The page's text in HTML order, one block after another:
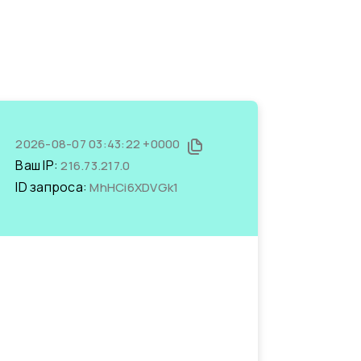
2026-08-07 03:43:22 +0000
Ваш IP:216.73.217.0
ID запроса:MhHCi6XDVGk1